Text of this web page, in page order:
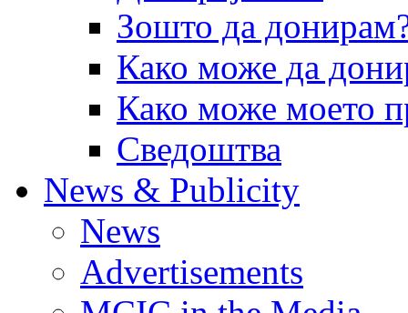
Зошто да
Како може да
Како може моето
Сведоштва
News & Publicity
News
Advertisements